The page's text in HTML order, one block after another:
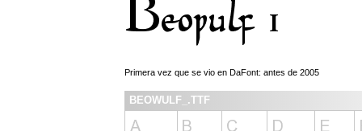
Primera vez que se vio en DaFont: antes de 2005
BEOWULF_.TTF